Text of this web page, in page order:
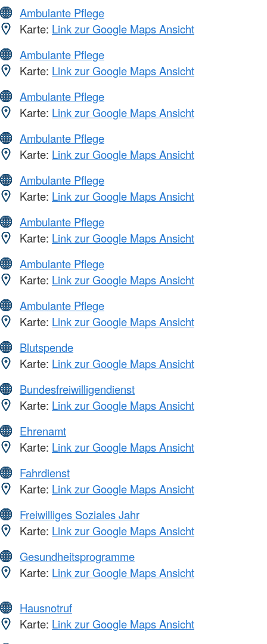
Ambulante Pflege
Karte: Link zur Google Maps Ansicht
Ambulante Pflege
Karte: Link zur Google Maps Ansicht
Ambulante Pflege
Karte: Link zur Google Maps Ansicht
Ambulante Pflege
Karte: Link zur Google Maps Ansicht
Ambulante Pflege
Karte: Link zur Google Maps Ansicht
Ambulante Pflege
Karte: Link zur Google Maps Ansicht
Ambulante Pflege
Karte: Link zur Google Maps Ansicht
Ambulante Pflege
Karte: Link zur Google Maps Ansicht
Blutspende
Karte: Link zur Google Maps Ansicht
Bundesfreiwilligendienst
Karte: Link zur Google Maps Ansicht
Ehrenamt
Karte: Link zur Google Maps Ansicht
Fahrdienst
Karte: Link zur Google Maps Ansicht
Freiwilliges Soziales Jahr
Karte: Link zur Google Maps Ansicht
Gesundheitsprogramme
Karte: Link zur Google Maps Ansicht
Hausnotruf
Karte: Link zur Google Maps Ansicht